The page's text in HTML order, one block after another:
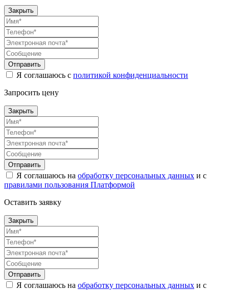
Закрыть
Отправить
Я соглашаюсь с политикой конфиденциальности
Запросить цену
Закрыть
Отправить
Я соглашаюсь на обработку персональных данных и с
правилами пользования Платформой
Оставить заявку
Закрыть
Отправить
Я соглашаюсь на обработку персональных данных и с